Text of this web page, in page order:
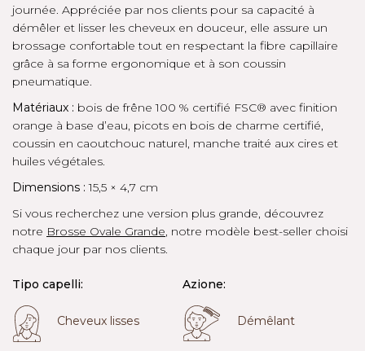
journée. Appréciée par nos clients pour sa capacité à
démêler et lisser les cheveux en douceur, elle assure un
brossage confortable tout en respectant la fibre capillaire
grâce à sa forme ergonomique et à son coussin
pneumatique.
Matériaux : bois de frêne 100 % certifié FSC® avec finition
orange à base d’eau, picots en bois de charme certifié,
coussin en caoutchouc naturel, manche traité aux cires et
huiles végétales.
Dimensions : 15,5 × 4,7 cm
Si vous recherchez une version plus grande, découvrez
notre Brosse Ovale Grande, notre modèle best-seller choisi
chaque jour par nos clients.
Tipo capelli:
Cheveux lisses
Azione:
Démêlant